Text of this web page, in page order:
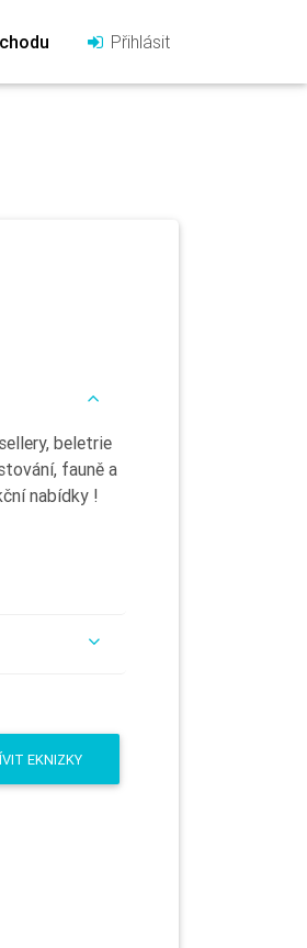
Přihlásit
beletrie
fauně a
nabídky !
EKNIZKY